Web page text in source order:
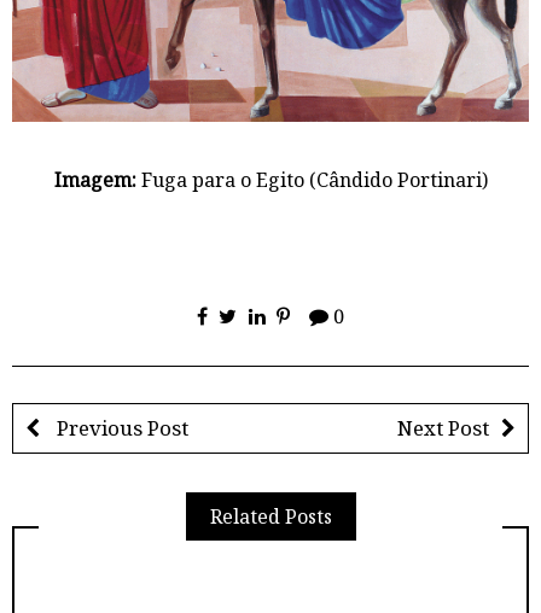
Imagem:Fuga para o Egito (Cândido Portinari)
0
Previous Post Next Post
Related Posts